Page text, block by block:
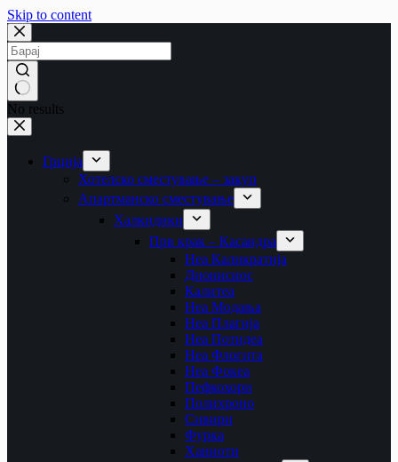
Skip to content
No results
Грција
Хотелско сместување – закуп
Апартманско сместување
Халкидики
Прв крак – Касандра
Неа Каликратија
Дионисиос
Калитеа
Неа Модања
Неа Плагија
Неа Потидеа
Неа Флогита
Неа Фокеа
Пефкохори
Полихроно
Сивири
Фурка
Ханиоти